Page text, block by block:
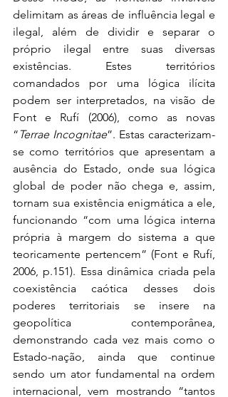
delimitam as áreas de influência legal e
ilegal, além de dividir e separar o
próprio ilegal entre suas diversas
existências. Estes territórios
comandados por uma lógica ilícita
podem ser interpretados, na visão de
Font e Rufí (2006), como as novas
“ Terrae Incognitae”. Estas caracterizam-
se como territórios que apresentam a
ausência do Estado, onde sua lógica
global de poder não chega e, assim,
tornam sua existência enigmática a ele,
funcionando “com uma lógica interna
própria à margem do sistema a que
teoricamente pertencem” (Font e Rufí,
2006, p.151). Essa dinâmica criada pela
coexistência caótica desses dois
poderes territoriais se insere na
geopolítica contemporânea,
demonstrando cada vez mais como o
Estado-nação, ainda que continue
sendo um ator fundamental na ordem
internacional, vem mostrando “tantos